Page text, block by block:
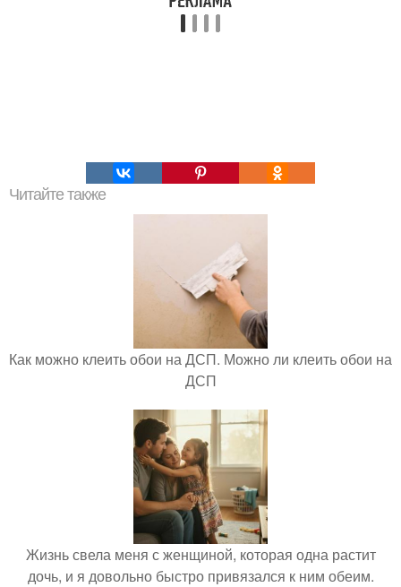
Читайте также
Как можно клеить обои на ДСП. Можно ли клеить обои на
ДСП
Жизнь свела меня с женщиной, которая одна растит
дочь, и я довольно быстро привязался к ним обеим.